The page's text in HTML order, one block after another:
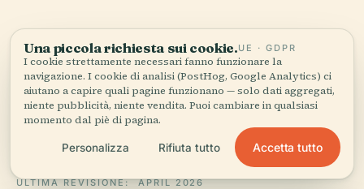
Las Piñas Church Visiting Hours, Tickets, and Guide to
Historical Sites in Las Piñas, 2024
ULTIMA REVISIONE: APRIL 2026
Una piccola richiesta sui cookie.UE · GDPR
I cookie strettamente necessari fanno funzionare la
navigazione. I cookie di analisi (PostHog, Google Analytics) ci
aiutano a capire quali pagine funzionano — solo dati aggregati,
niente pubblicità, niente vendita. Puoi cambiare in qualsiasi
momento dal piè di pagina.
Personalizza Rifiuta tutto Accetta tutto